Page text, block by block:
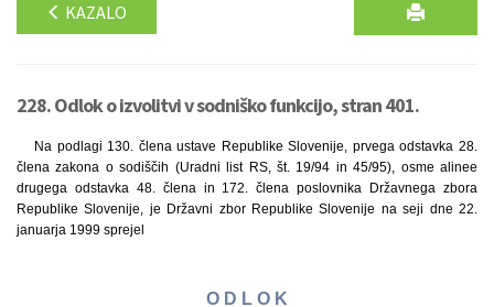
KAZALO
228. Odlok o izvolitvi v sodniško funkcijo, stran 401.
Na podlagi 130. člena ustave Republike Slovenije, prvega odstavka 28.
člena zakona o sodiščih (Uradni list RS, št. 19/94 in 45/95), osme alinee
drugega odstavka 48. člena in 172. člena poslovnika Državnega zbora
Republike Slovenije, je Državni zbor Republike Slovenije na seji dne 22.
januarja 1999 sprejel
O D L O K